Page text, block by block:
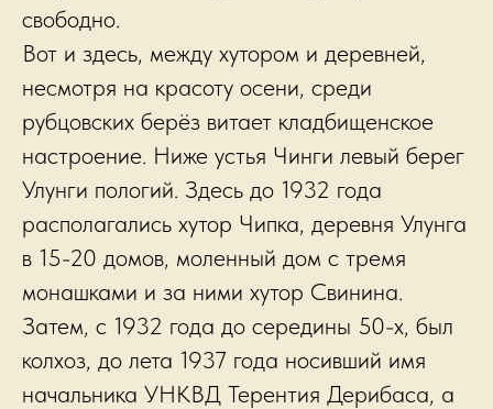
свободно.
Вот и здесь, между хутором и деревней,
несмотря на красоту осени, среди
рубцовских берёз витает кладбищенское
настроение. Ниже устья Чинги левый берег
Улунги пологий. Здесь до 1932 года
располагались хутор Чипка, деревня Улунга
в 15-20 домов, моленный дом с тремя
монашками и за ними хутор Свинина.
Затем, с 1932 года до середины 50-х, был
колхоз, до лета 1937 года носивший имя
начальника УНКВД Терентия Дерибаса, а